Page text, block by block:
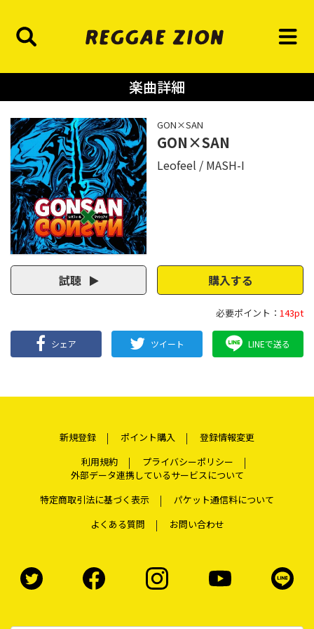
楽曲詳細
GON×SAN
GON×SAN
Leofeel MASH-I
試聴 購入する
必要ポイント： 143pt
シェア ツイート LINEで送る
新規登録 ポイント購入
登録情報変更
利用規約
プライバシーポリシー
外部データ連携しているサービスについて
特定商取引法に基づく表示
パケット通信料について
よくある質問
お問い合わせ